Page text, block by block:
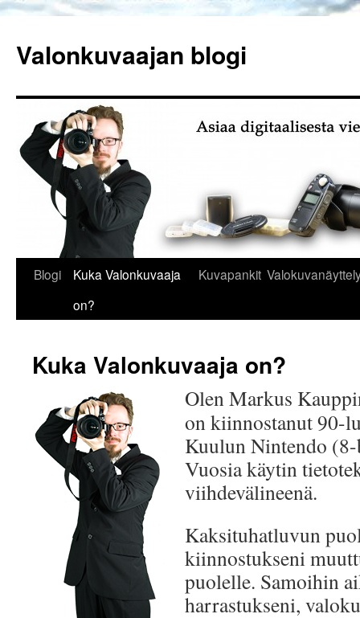
Valonkuvaajan blogi
Blogi
Kuka Valonkuvaaja
on?
Kuvapankit
Kuka Valonkuvaaja on?
Olen Markus
on kiinnostanut 90-
Kuulun Nintendo
Vuosia käytin
viihdevälineenä.
Kaksituhatluvun
kiinnostukseni
puolelle. Samoihin
harrastukseni,